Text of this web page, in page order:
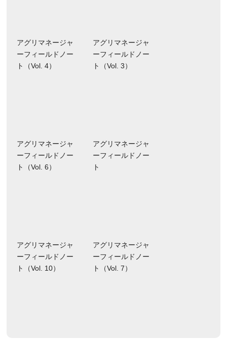
アグリマネージャ
ーフィールドノー
ト（Vol. 4）
アグリマネージャ
ーフィールドノー
ト（Vol. 3）
アグリマネージャ
ーフィールドノー
ト（Vol. 6）
アグリマネージャ
ーフィールドノー
ト
アグリマネージャ
ーフィールドノー
ト（Vol. 10）
アグリマネージャ
ーフィールドノー
ト（Vol. 7）